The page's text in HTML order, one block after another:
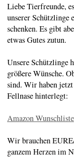
Liebe Tierfreunde,
unserer Schützlinge
schenken. Es gibt
etwas Gutes zutun.
Unsere Schützlinge
größere Wünsche.
sind. Wir haben
Fellnase hinterlegt:
Amazon Wunschliste
Wir brauchen
ganzem Herzen im